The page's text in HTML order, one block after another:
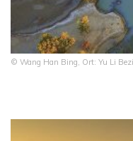
© Wang Han Bing, Ort: Yu Li